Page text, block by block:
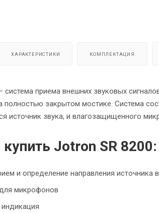
ХАРАКТЕРИСТИКИ КОМПЛЕКТАЦИЯ
система приема внешних звуковых
полностью закрытом мостике. Система
источник звука, и влагозащищенного
Jotron SR 8200:
и определение направления источника
микрофонов